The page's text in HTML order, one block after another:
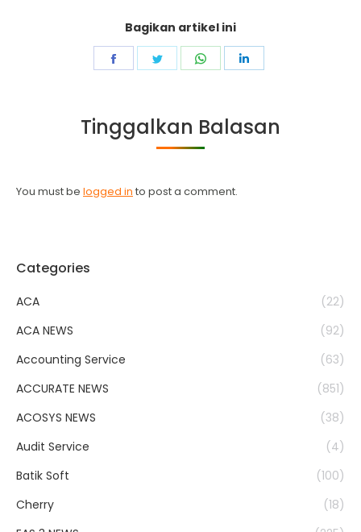
Bagikan artikel ini
Share
Share
Share
Tinggalkan Balasan
You must be logged in to post a comment.
Categories
ACA
(22)
ACA NEWS
(92)
Accounting Service
(63)
ACCURATE NEWS
(851)
ACOSYS NEWS
(38)
Audit Service
(4)
Batik Soft
(100)
Cherry
(18)